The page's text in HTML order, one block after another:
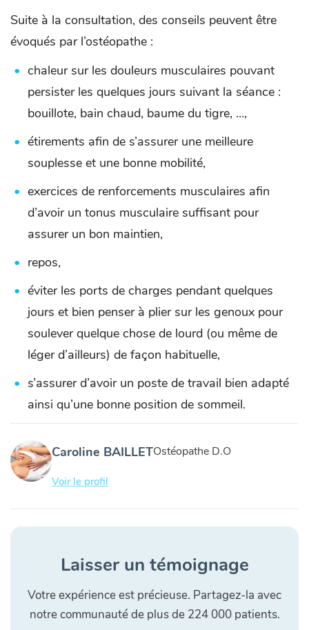
Suite à la consultation, des conseils peuvent être
évoqués par l’ostéopathe :
chaleur sur les douleurs musculaires pouvant
persister les quelques jours suivant la séance :
bouillote, bain chaud, baume du tigre, …,
étirements afin de s’assurer une meilleure
souplesse et une bonne mobilité,
exercices de renforcements musculaires afin
d’avoir un tonus musculaire suffisant pour
assurer un bon maintien,
repos,
éviter les ports de charges pendant quelques
jours et bien penser à plier sur les genoux pour
soulever quelque chose de lourd (ou même de
léger d’ailleurs) de façon habituelle,
s’assurer d’avoir un poste de travail bien adapté
ainsi qu’une bonne position de sommeil.
Caroline BAILLETOstéopathe D.O
Voir le profil
Laisser un témoignage
Votre expérience est précieuse. Partagez-la avec
notre communauté de plus de 224 000 patients.